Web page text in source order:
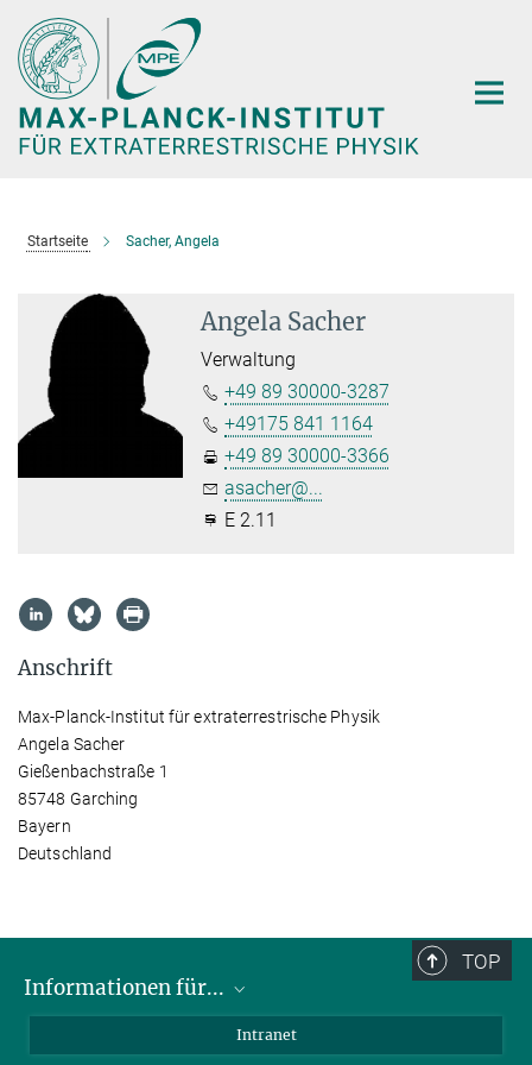
Hauptinhalt
Startseite Sacher, Angela
Angela Sacher
Verwaltung
+49 89 30000-3287
+49175 841 1164
+49 89 30000-3366
asacher@...
E 2.11
Anschrift
Max-Planck-Institut für extraterrestrische Physik
Angela Sacher
Gießenbachstraße 1
85748 Garching
Bayern
Deutschland
TOP
Informationen für...
Intranet